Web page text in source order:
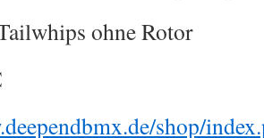
ohne Rotor
shop/